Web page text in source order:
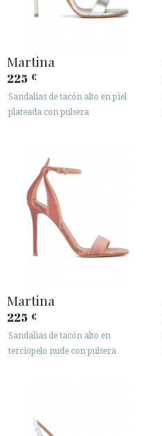
Martina
225 €
Sandalias de tacón alto en piel
plateada con pulsera
Martina
225 €
Sandalias de tacón alto en
terciopelo nude con pulsera